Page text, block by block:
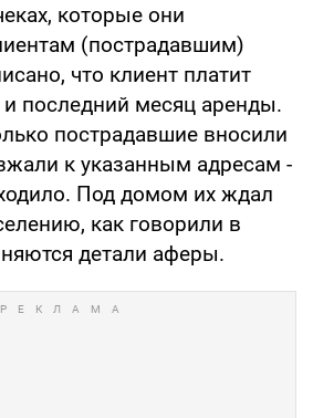
которые они
(пострадавшим)
что клиент платит
последний месяц аренды.
пострадавшие вносили
к указанным адресам -
Под домом их ждал
как говорили в
детали аферы.